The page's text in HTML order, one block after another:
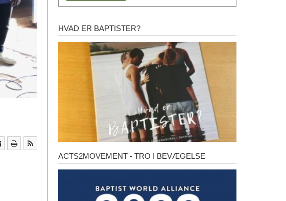
Hvad
er
baptister?
HVAD ER BAPTISTER?
Acts2Movement
ACTS2MOVEMENT - TRO I BEVÆGELSE